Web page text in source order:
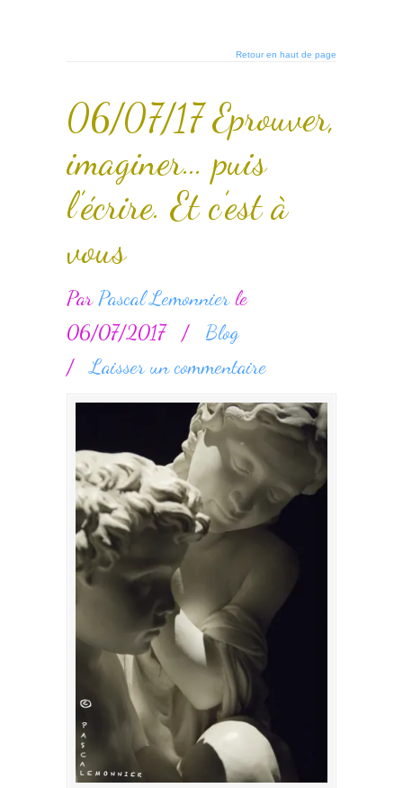
Retour en haut de page
06/07/17 Eprouver,
imaginer… puis
l’écrire. Et c’est à
vous
ParPascal Lemonnierle
06/07/2017 /
Blog
/Laisser un commentaire